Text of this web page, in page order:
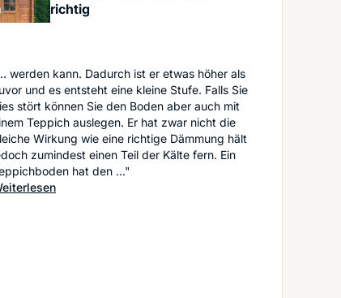
tun können und wann Sie professionelle Hilfe aufsuchen
richtig
werden kann. Dadurch ist er etwas höher als
und es entsteht eine kleine Stufe. Falls Sie
stört können Sie den Boden aber auch mit
Teppich auslegen. Er hat zwar nicht die
Wirkung wie eine richtige Dämmung hält
zumindest einen Teil der Kälte fern. Ein
hat den ..."
: Das Gartenhaus selbst dämmen: So isolieren Sie